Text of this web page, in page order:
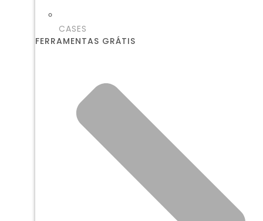
CASES
FERRAMENTAS GRÁTIS